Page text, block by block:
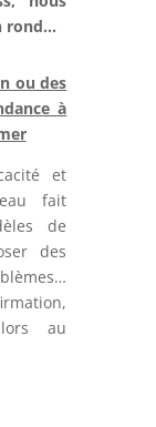
rond…
ou des
à
et
fait
de
des
au